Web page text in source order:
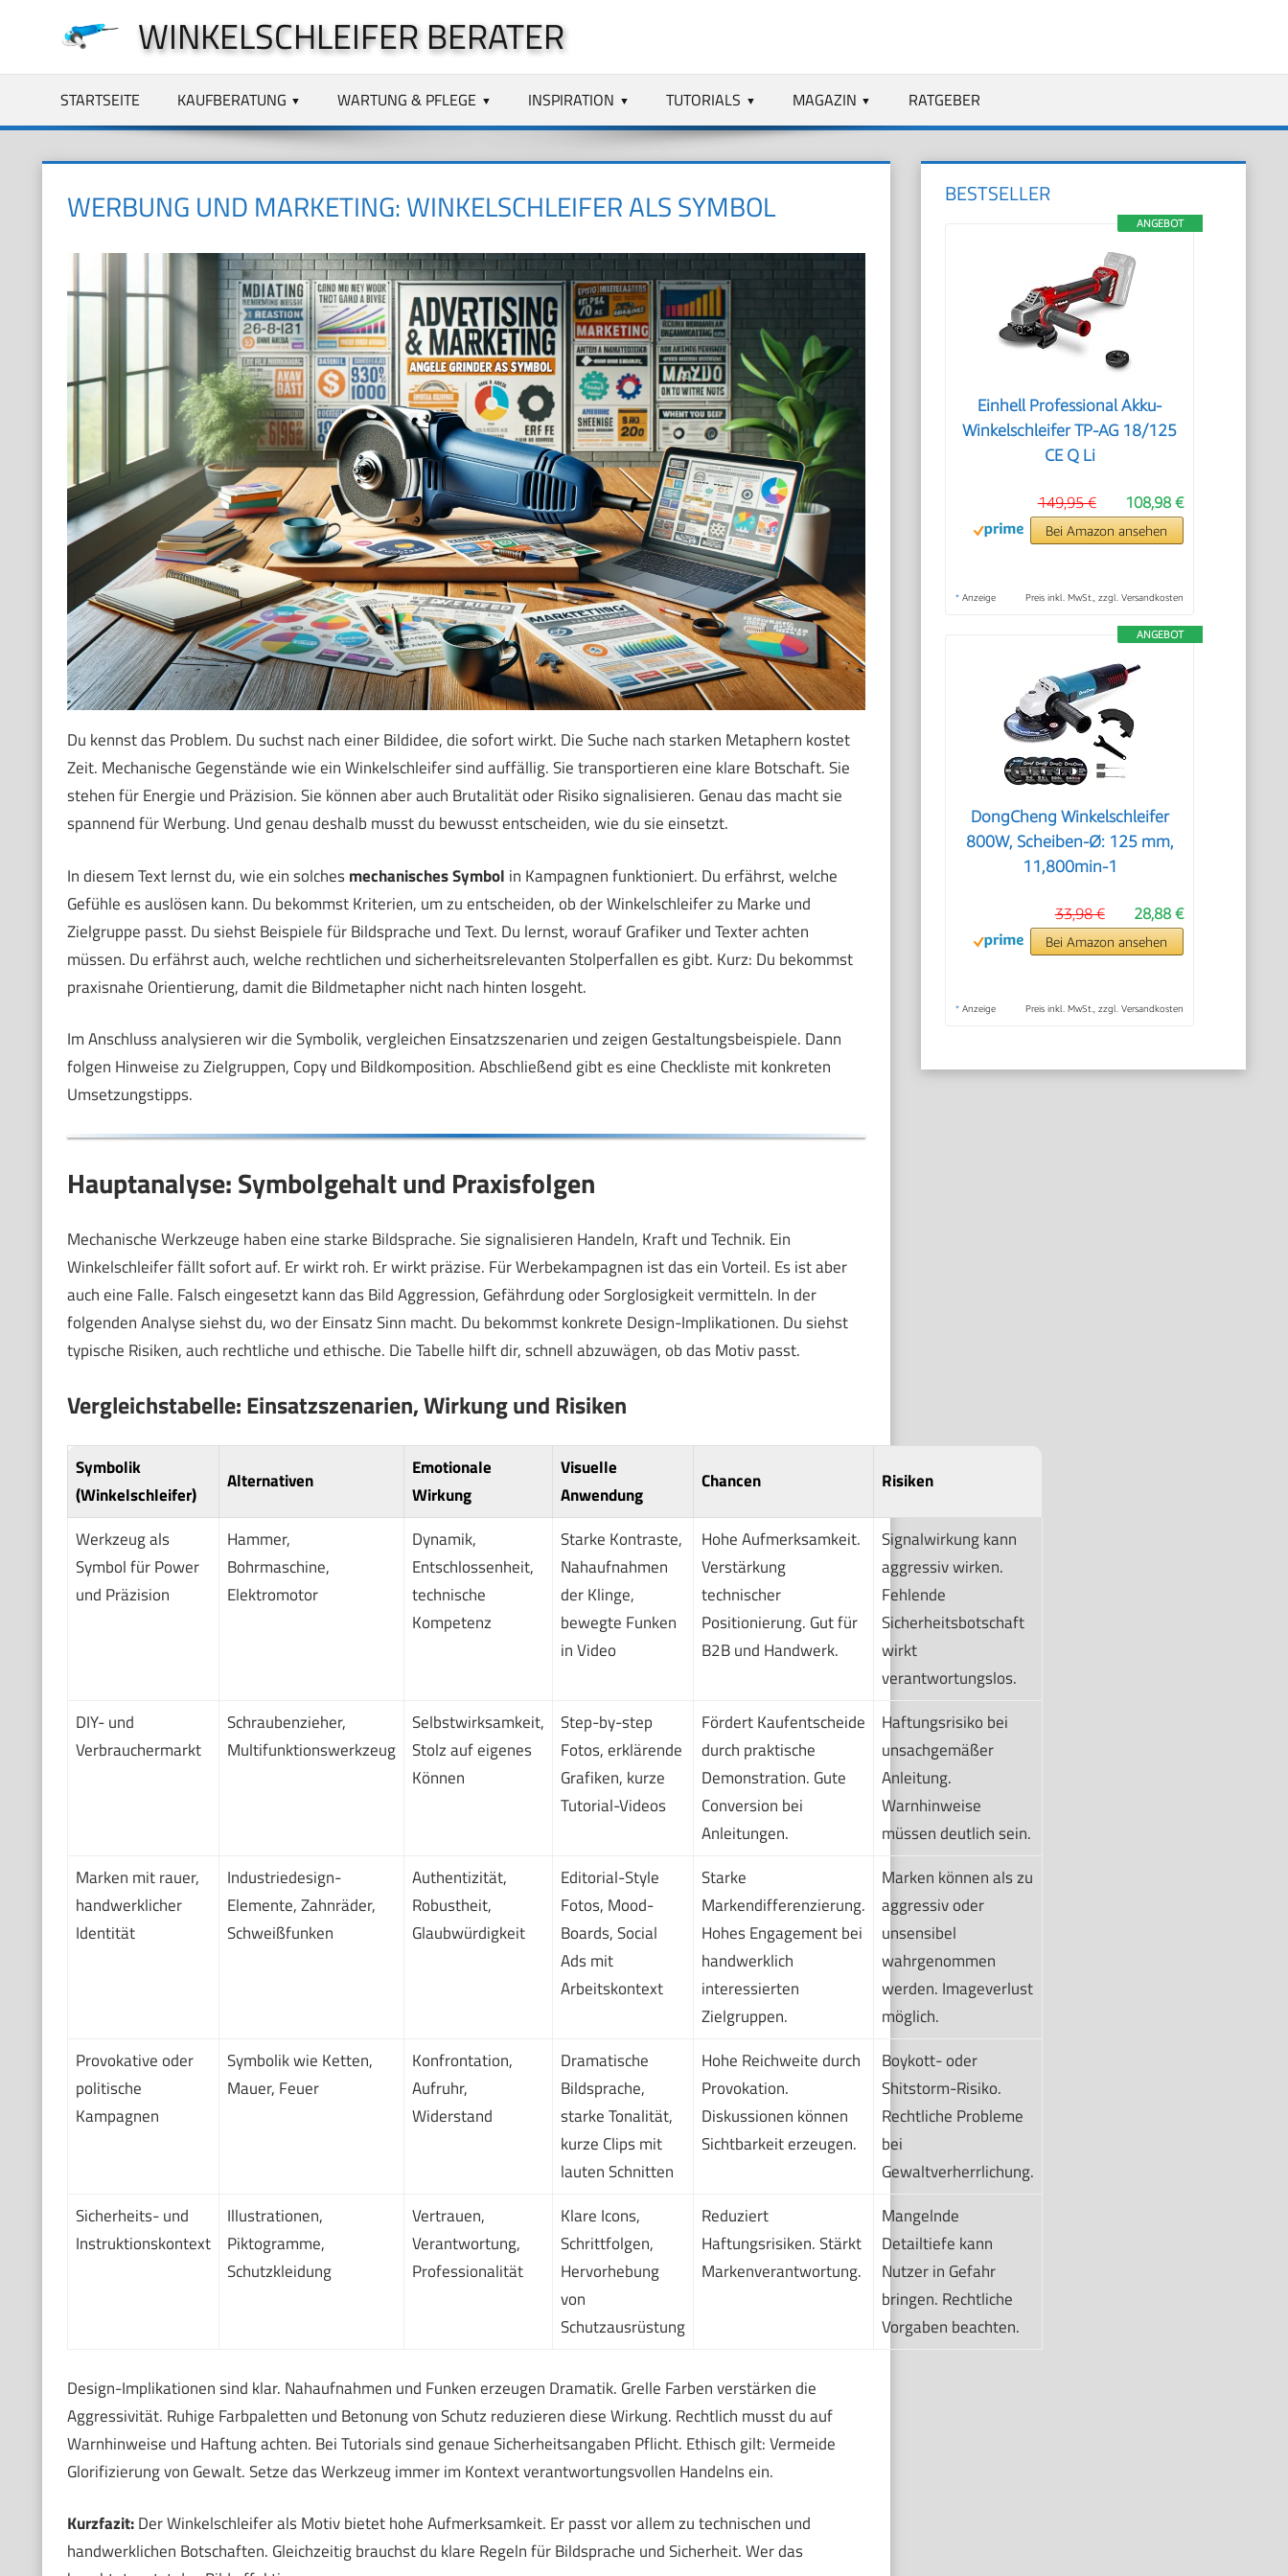
springen
WINKELSCHLEIFER BERATER
STARTSEITE KAUFBERATUNG WARTUNG & PFLEGE INSPIRATION TUTORIALS MAGAZIN RATGEBER
WERBUNG UND MARKETING: WINKELSCHLEIFER ALS SYMBOL
Du kennst das Problem. Du suchst nach einer Bildidee, die sofort wirkt. Die Suche nach starken Metaphern kostet
Zeit. Mechanische Gegenstände wie ein Winkelschleifer sind auffällig. Sie transportieren eine klare Botschaft. Sie
stehen für Energie und Präzision. Sie können aber auch Brutalität oder Risiko signalisieren. Genau das macht sie
spannend für Werbung. Und genau deshalb musst du bewusst entscheiden, wie du sie einsetzt.
In diesem Text lernst du, wie ein solchesmechanisches Symbol in Kampagnen funktioniert. Du erfährst, welche
Gefühle es auslösen kann. Du bekommst Kriterien, um zu entscheiden, ob der Winkelschleifer zu Marke und
Zielgruppe passt. Du siehst Beispiele für Bildsprache und Text. Du lernst, worauf Grafiker und Texter achten
müssen. Du erfährst auch, welche rechtlichen und sicherheitsrelevanten Stolperfallen es gibt. Kurz: Du bekommst
praxisnahe Orientierung, damit die Bildmetapher nicht nach hinten losgeht.
Im Anschluss analysieren wir die Symbolik, vergleichen Einsatzszenarien und zeigen Gestaltungsbeispiele. Dann
folgen Hinweise zu Zielgruppen, Copy und Bildkomposition. Abschließend gibt es eine Checkliste mit konkreten
Umsetzungstipps.
Hauptanalyse: Symbolgehalt und Praxisfolgen
Mechanische Werkzeuge haben eine starke Bildsprache. Sie signalisieren Handeln, Kraft und Technik. Ein
Winkelschleifer fällt sofort auf. Er wirkt roh. Er wirkt präzise. Für Werbekampagnen ist das ein Vorteil. Es ist aber
auch eine Falle. Falsch eingesetzt kann das Bild Aggression, Gefährdung oder Sorglosigkeit vermitteln. In der
folgenden Analyse siehst du, wo der Einsatz Sinn macht. Du bekommst konkrete Design-Implikationen. Du siehst
typische Risiken, auch rechtliche und ethische. Die Tabelle hilft dir, schnell abzuwägen, ob das Motiv passt.
Vergleichstabelle: Einsatzszenarien, Wirkung und Risiken
Symbolik
(Winkelschleifer)
Alternativen
Emotionale
Wirkung
Visuelle
Anwendung
Chancen Risiken
Werkzeug als
Symbol für Power
und Präzision
Hammer,
Bohrmaschine,
Elektromotor
Dynamik,
Entschlossenheit,
technische
Kompetenz
Starke Kontraste,
Nahaufnahmen
der Klinge,
bewegte Funken
in Video
Hohe Aufmerksamkeit.
Verstärkung
technischer
Positionierung. Gut für
B2B und Handwerk.
Signalwirkung kann
aggressiv wirken.
Fehlende
Sicherheitsbotschaft
wirkt
verantwortungslos.
DIY- und
Verbrauchermarkt
Schraubenzieher,
Multifunktionswerkzeug
Selbstwirksamkeit,
Stolz auf eigenes
Können
Step-by-step
Fotos, erklärende
Grafiken, kurze
Tutorial-Videos
Fördert Kaufentscheide
durch praktische
Demonstration. Gute
Conversion bei
Anleitungen.
Haftungsrisiko bei
unsachgemäßer
Anleitung.
Warnhinweise
müssen deutlich sein.
Marken mit rauer,
handwerklicher
Identität
Industriedesign-
Elemente, Zahnräder,
Schweißfunken
Authentizität,
Robustheit,
Glaubwürdigkeit
Editorial-Style
Fotos, Mood-
Boards, Social
Ads mit
Arbeitskontext
Starke
Markendifferenzierung.
Hohes Engagement bei
handwerklich
interessierten
Zielgruppen.
Marken können als zu
aggressiv oder
unsensibel
wahrgenommen
werden. Imageverlust
möglich.
Provokative oder
politische
Kampagnen
Symbolik wie Ketten,
Mauer, Feuer
Konfrontation,
Aufruhr,
Widerstand
Dramatische
Bildsprache,
starke Tonalität,
kurze Clips mit
lauten Schnitten
Hohe Reichweite durch
Provokation.
Diskussionen können
Sichtbarkeit erzeugen.
Boykott- oder
Shitstorm-Risiko.
Rechtliche Probleme
bei
Gewaltverherrlichung.
Sicherheits- und
Instruktionskontext
Illustrationen,
Piktogramme,
Schutzkleidung
Vertrauen,
Verantwortung,
Professionalität
Klare Icons,
Schrittfolgen,
Hervorhebung
von
Schutzausrüstung
Reduziert
Haftungsrisiken. Stärkt
Markenverantwortung.
Mangelnde
Detailtiefe kann
Nutzer in Gefahr
bringen. Rechtliche
Vorgaben beachten.
Design-Implikationen sind klar. Nahaufnahmen und Funken erzeugen Dramatik. Grelle Farben verstärken die
Aggressivität. Ruhige Farbpaletten und Betonung von Schutz reduzieren diese Wirkung. Rechtlich musst du auf
Warnhinweise und Haftung achten. Bei Tutorials sind genaue Sicherheitsangaben Pflicht. Ethisch gilt: Vermeide
Glorifizierung von Gewalt. Setze das Werkzeug immer im Kontext verantwortungsvollen Handelns ein.
Kurzfazit:Der Winkelschleifer als Motiv bietet hohe Aufmerksamkeit. Er passt vor allem zu technischen und
handwerklichen Botschaften. Gleichzeitig brauchst du klare Regeln für Bildsprache und Sicherheit. Wer das
BESTSELLER
ANGEBOT
Einhell Professional Akku-
Winkelschleifer TP-AG 18/125
CE Q Li
108,98 €
149,95 €
Bei Amazon ansehen
* Anzeige Preis inkl. MwSt., zzgl. Versandkosten
ANGEBOT
DongCheng Winkelschleifer
800W, Scheiben-Ø: 125 mm,
11,800min-1
28,88 €
33,98 €
Bei Amazon ansehen
* Anzeige Preis inkl. MwSt., zzgl. Versandkosten